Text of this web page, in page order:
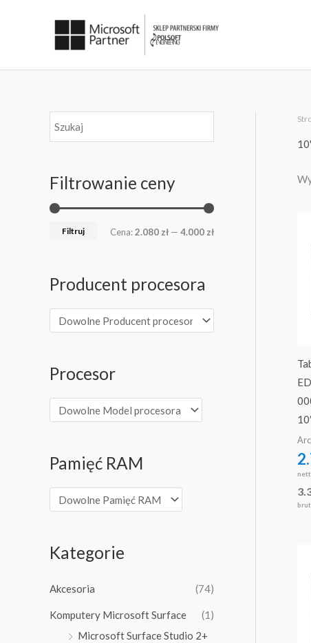
Filtrowanie ceny
e
m
e
m
Filtruj Cena:2.080 zł — 4.000 zł
Producent procesora
Procesor
Pamięć RAM
Kategorie
Akcesoria (74)
Komputery Microsoft Surface
(1)
Microsoft Surface Studio 2+